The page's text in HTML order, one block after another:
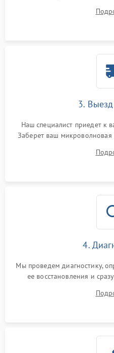
3.
Наш специалист приедет к
Заберет ваш микроволновая
4.
Мы проведем диагностику,
ее восстановления и